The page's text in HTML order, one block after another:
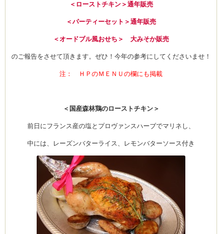
＜ローストチキン＞通年販売
＜パーティーセット＞通年販売
＜オードブル風おせち＞ 大みそか販売
のご報告をさせて頂きます。ぜひ！今年の参考にしてくださいませ！
注： ＨＰのＭＥＮＵの欄にも掲載
＜国産森林鶏のローストチキン＞
前日にフランス産の塩とプロヴァンスハーブでマリネし、
中には、レーズンバターライス、レモンバターソース付き